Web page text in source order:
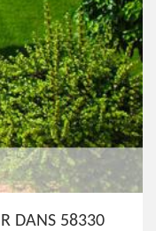
DANS 58330